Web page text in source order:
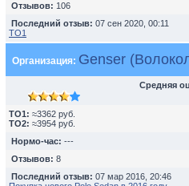
Отзывов: 106
Последний отзыв: 07 сен 2020, 00:11
ТО1
Организация: Genser
Средняя
TO1: ≈3362 руб.
TO2: ≈3954 руб.
Нормо-час: ---
Отзывов: 8
Последний отзыв: 07 мар 2016, 20:46